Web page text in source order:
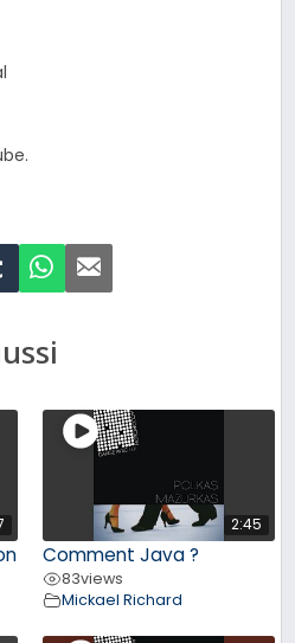
2:45
Comment Java ?
83views
Mickael Richard